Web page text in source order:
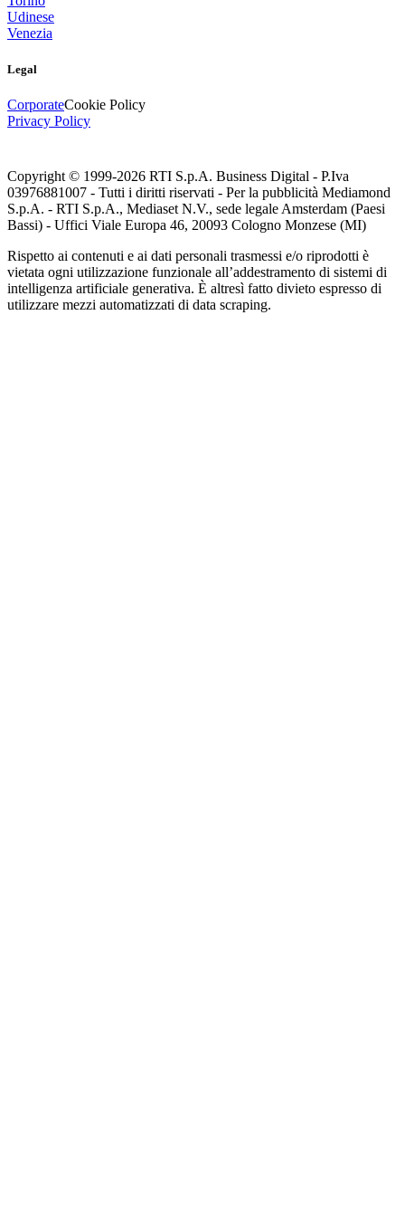
Udinese
Venezia
Legal
CorporateCookie Policy
Privacy Policy
Copyright © 1999-2026 RTI S.p.A. Business Digital - P.Iva
03976881007 - Tutti i diritti riservati - Per la pubblicità Mediamond
S.p.A. - RTI S.p.A., Mediaset N.V., sede legale Amsterdam (Paesi
Bassi) - Uffici Viale Europa 46, 20093 Cologno Monzese (MI)
Rispetto ai contenuti e ai dati personali trasmessi e/o riprodotti è
vietata ogni utilizzazione funzionale all’addestramento di sistemi di
intelligenza artificiale generativa. È altresì fatto divieto espresso di
utilizzare mezzi automatizzati di data scraping.